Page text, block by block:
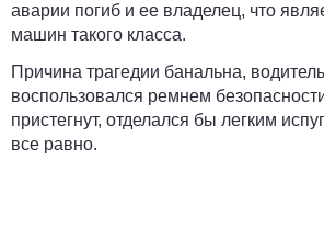
аварии погиб и ее владелец, что
машин такого класса.
Причина трагедии банальна,
воспользовался ремнем
пристегнут, отделался бы легким
все равно.